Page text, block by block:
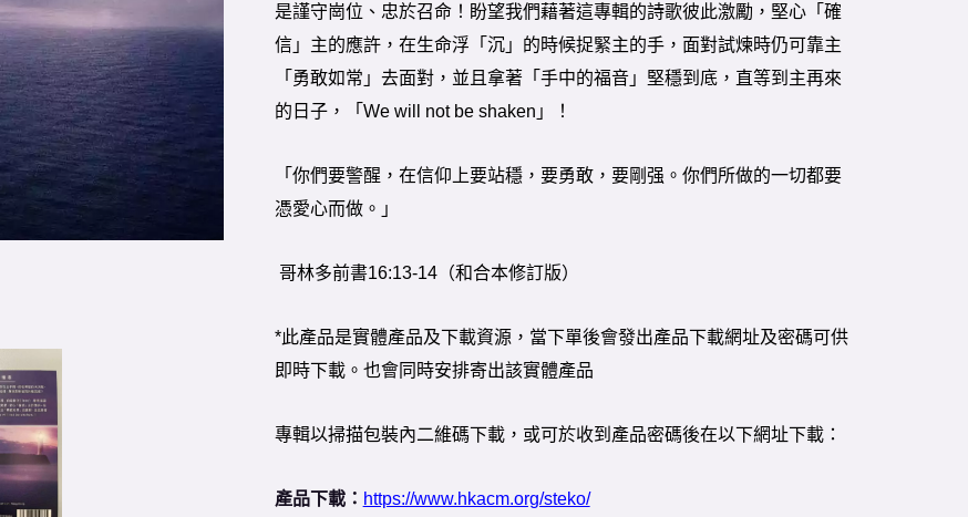
是謹守崗位、忠於召命！盼望我們藉著這專輯的詩歌彼此激勵，堅心「確
信」主的應許，在生命浮「沉」的時候捉緊主的手，面對試煉時仍可靠主
「勇敢如常」去面對，並且拿著「手中的福音」堅穩到底，直等到主再來
的日子，「We will not be shaken」！
「你們要警醒，在信仰上要站穩，要勇敢，要剛强。你們所做的一切都要
憑愛心而做。」
哥林多前書16:13-14（和合本修訂版）
*此產品是實體產品及下載資源，當下單後會發出產品下載網址及密碼可供
即時下載。也會同時安排寄出該實體產品
專輯以掃描包裝內二維碼下載，或可於收到產品密碼後在以下網址下載：
產品下載： https://www.hkacm.org/steko/